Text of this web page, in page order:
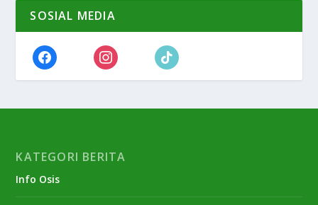
SOSIAL MEDIA
KATEGORI BERITA
Info Osis